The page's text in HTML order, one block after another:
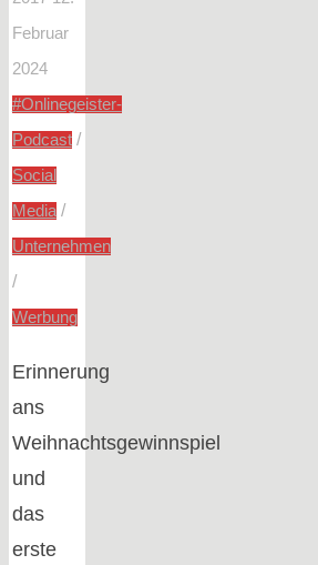
Februar
2024
#Onlinegeister-
Podcast/
Social
Media/
Unternehmen
/
Werbung
Erinnerung
ans
Weihnachtsgewinnspiel
und
das
erste